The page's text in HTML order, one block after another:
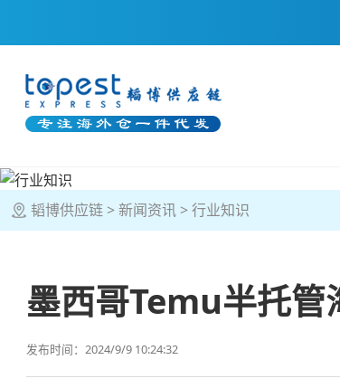
韬博供应链 新闻资讯 行业知识
墨西哥Temu半托管
发布时间：2024/9/9 10:24:32